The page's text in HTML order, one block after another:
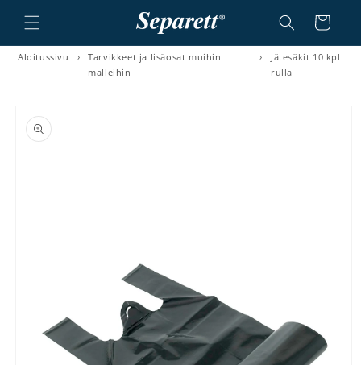
ja siirry sisältöön Ostoskori
Aloitussivu ›
Tarvikkeet ja lisäosat muihin
malleihin
›
Jätesäkit 10 kpl
rulla
tuotetietoihin